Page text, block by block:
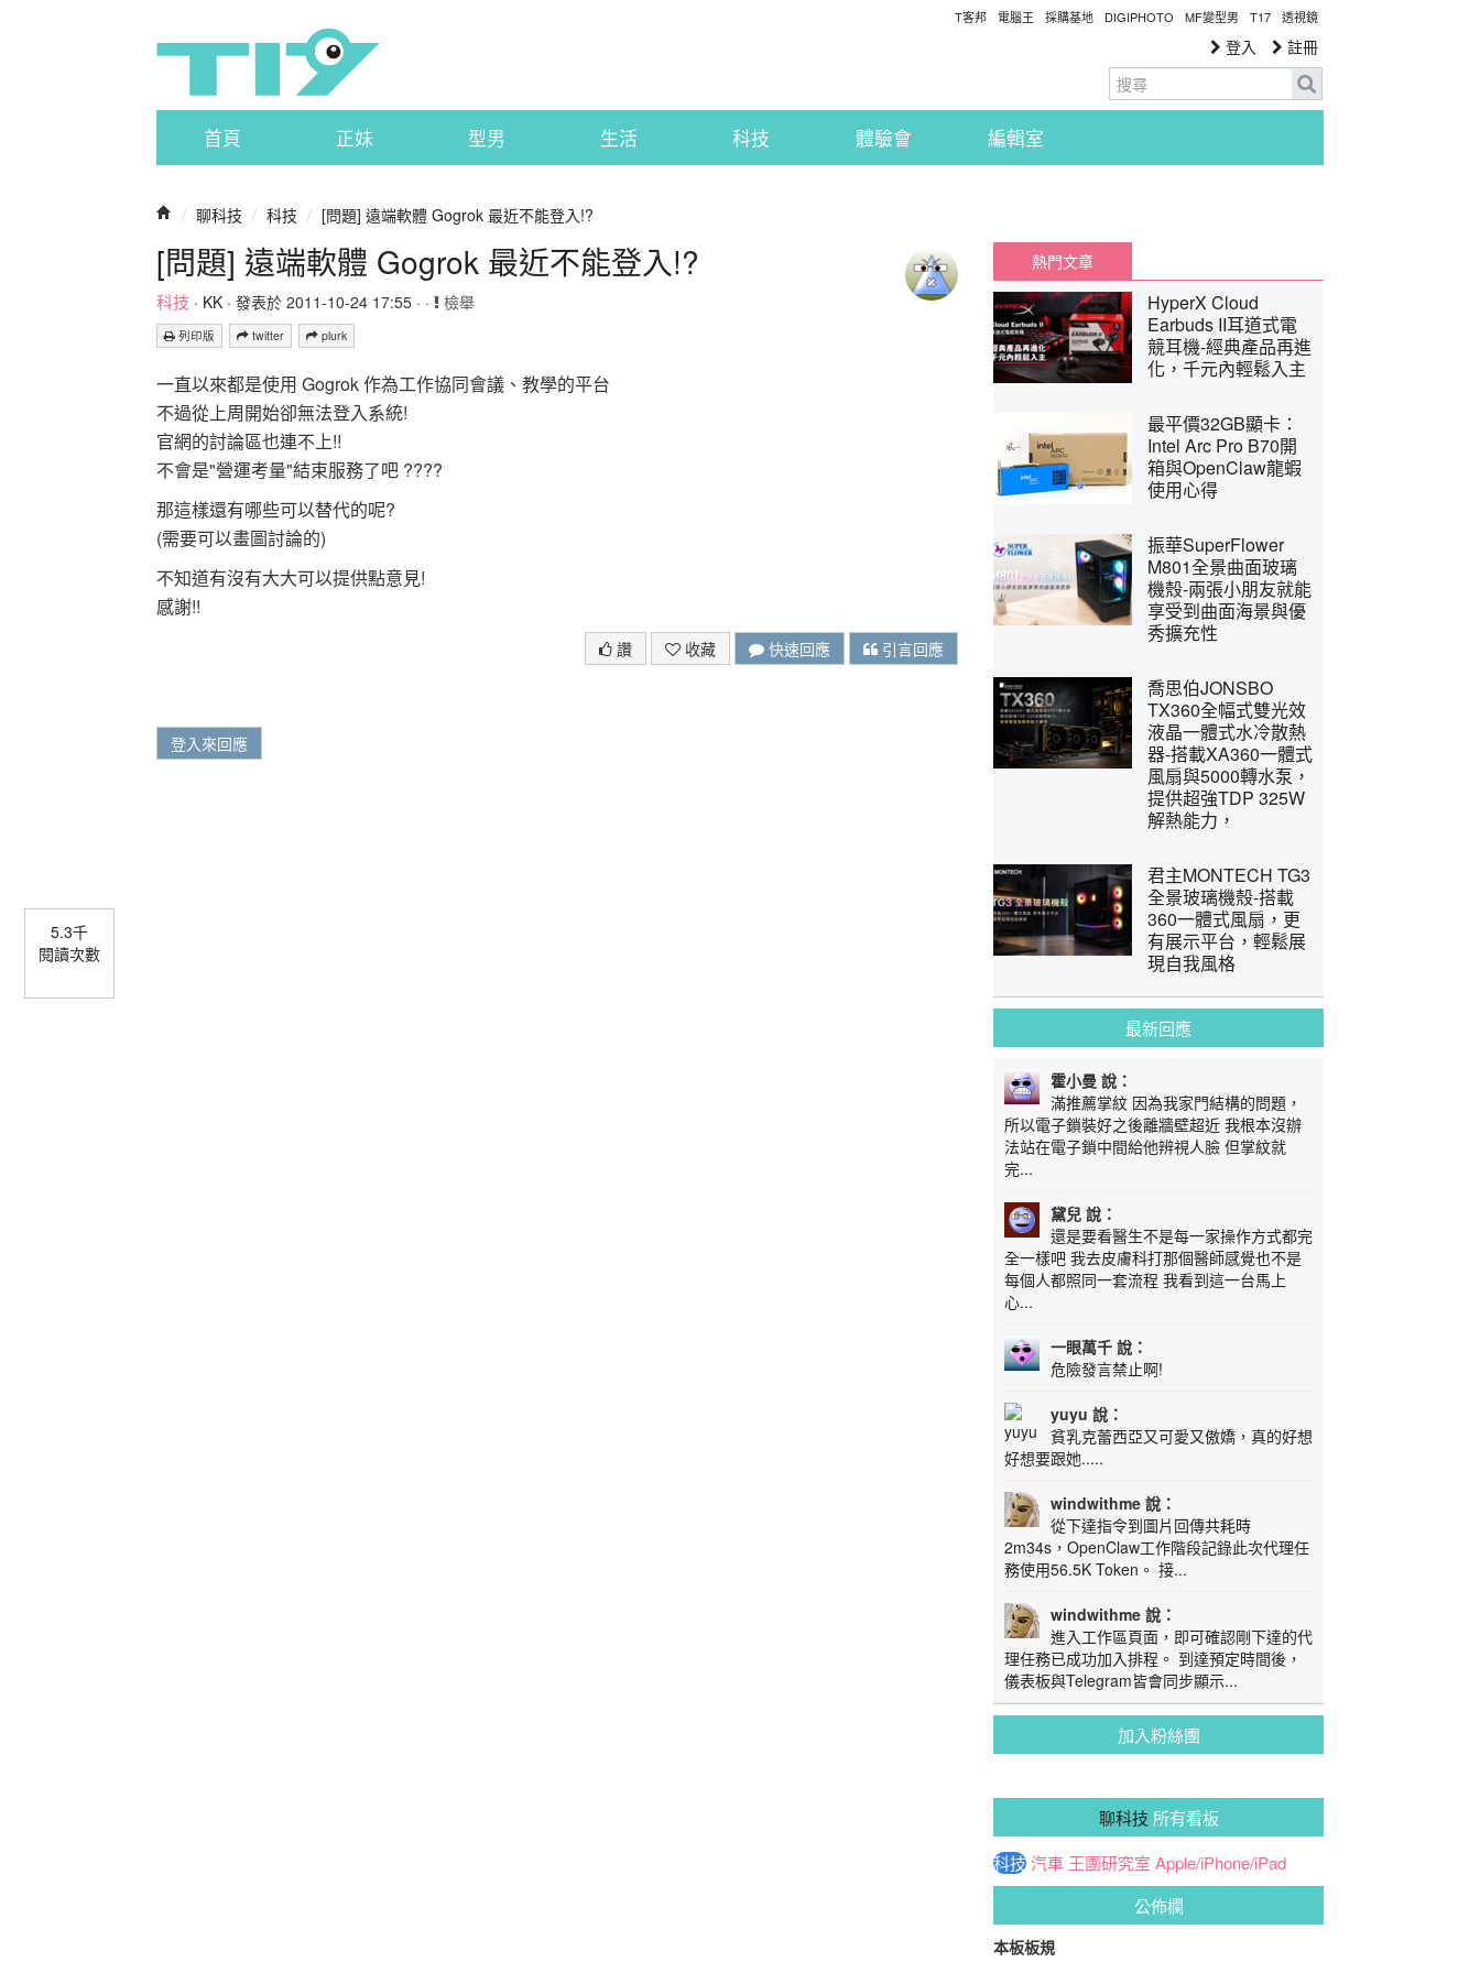
T客邦 電腦王 採購基地 DIGIPHOTO MF變型男 T17 透視鏡
登入 註冊
首頁 正妹 型男 生活 科技 體驗會 編輯室
/ 聊科技 / 科技 / [問題] 遠端軟體 Gogrok 最近不能登入!?
[問題] 遠端軟體 Gogrok 最近不能登入!?
科技 · KK · 發表於 2011-10-24 17:55 · · 檢舉
列印版 twitter plurk
5.3千
閱讀次數
一直以來都是使用 Gogrok 作為工作協同會議、教學的平台
不過從上周開始卻無法登入系統!
官網的討論區也連不上!!
不會是"營運考量"結束服務了吧 ????
那這樣還有哪些可以替代的呢?
(需要可以畫圖討論的)
不知道有沒有大大可以提供點意見!
感謝!!
讚 收藏 快速回應 引言回應
登入來回應
熱門文章
HyperX Cloud
Earbuds II耳道式電
競耳機-經典產品再進
化，千元內輕鬆入主
最平價32GB顯卡：
Intel Arc Pro B70開
箱與OpenClaw龍蝦
使用心得
振華SuperFlower
M801全景曲面玻璃
機殼-兩張小朋友就能
享受到曲面海景與優
秀擴充性
喬思伯JONSBO
TX360全幅式雙光效
液晶一體式水冷散熱
器-搭載XA360一體式
風扇與5000轉水泵，
提供超強TDP 325W
解熱能力，
君主MONTECH TG3
全景玻璃機殼-搭載
360一體式風扇，更
有展示平台，輕鬆展
現自我風格
最新回應
霍小曼 說：
滿推薦掌紋 因為我家門結構的問題，
所以電子鎖裝好之後離牆壁超近 我根本沒辦
法站在電子鎖中間給他辨視人臉 但掌紋就
完...
黛兒 說：
還是要看醫生不是每一家操作方式都完
全一樣吧 我去皮膚科打那個醫師感覺也不是
每個人都照同一套流程 我看到這一台馬上
心...
一眼萬千 說：
危險發言禁止啊!
yuyu 說：
貧乳克蕾西亞又可愛又傲嬌，真的好想
好想要跟她.....
windwithme 說：
從下達指令到圖片回傳共耗時
2m34s，OpenClaw工作階段記錄此次代理任
務使用56.5K Token。 接...
windwithme 說：
進入工作區頁面，即可確認剛下達的代
理任務已成功加入排程。 到達預定時間後，
儀表板與Telegram皆會同步顯示...
加入粉絲團
聊科技 所有看板
科技汽車 王團研究室 Apple/iPhone/iPad
公佈欄
本板板規